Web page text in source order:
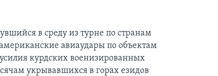
в среду из турне по странам
авиаудары по объектам
курдских военизированных
укрывавшихся в горах езидов